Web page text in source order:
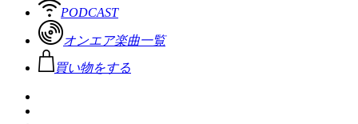
PODCAST
オンエア楽曲一覧
買い物をする